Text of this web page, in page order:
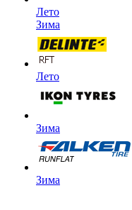
Лето
Зима
Лето
Зима
Зима